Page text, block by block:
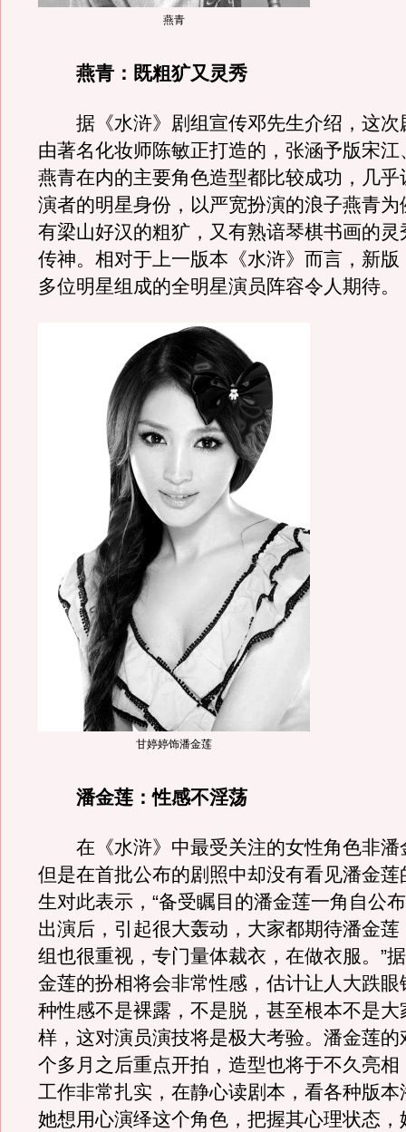
燕青
燕青：既粗犷又灵秀
据《水浒》剧组宣传邓先生介绍，这次
由著名化妆师陈敏正打造的，张涵予版宋江
燕青在内的主要角色造型都比较成功，几乎
演者的明星身份，以严宽扮演的浪子燕青为
有梁山好汉的粗犷，又有熟谙琴棋书画的灵
传神。相对于上一版本《水浒》而言，新版
多位明星组成的全明星演员阵容令人期待。
甘婷婷饰潘金莲
潘金莲：性感不淫荡
在《水浒》中最受关注的女性角色非潘
但是在首批公布的剧照中却没有看见潘金莲
生对此表示，“备受瞩目的潘金莲一角自公
出演后，引起很大轰动，大家都期待潘金莲
组也很重视，专门量体裁衣，在做衣服。”
金莲的扮相将会非常性感，估计让人大跌眼
种性感不是裸露，不是脱，甚至根本不是大
样，这对演员演技将是极大考验。潘金莲的
个多月之后重点开拍，造型也将于不久亮相
工作非常扎实，在静心读剧本，看各种版本
她想用心演绎这个角色，把握其心理状态，